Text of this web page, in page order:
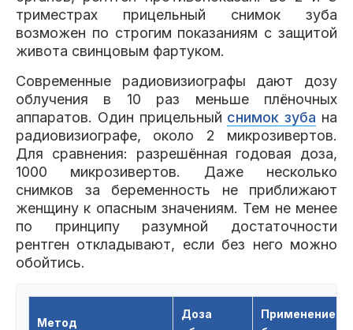
триместрах прицельный снимок зуба
возможен по строгим показаниям с защитой
живота свинцовым фартуком.
Современные радиовизиографы дают дозу
облучения в 10 раз меньше плёночных
аппаратов. Один прицельный снимок зуба на
радиовизиографе, около 2 микрозивертов.
Для сравнения: разрешённая годовая доза,
1000 микрозивертов. Даже несколько
снимков за беременность не приближают
женщину к опасным значениям. Тем не менее
по принципу разумной достаточности
рентген откладывают, если без него можно
обойтись.
Метод
Доза
Применение у